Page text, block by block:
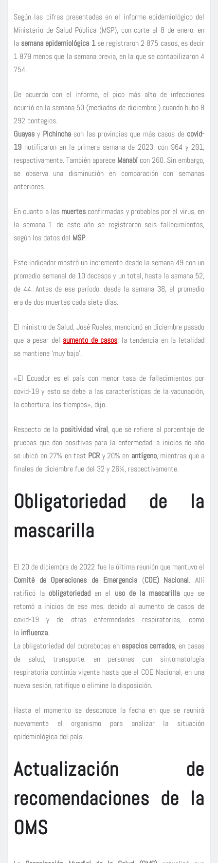
Según las cifras presentadas en el informe epidemiológico del
Ministerio de Salud Pública (MSP), con corte al 8 de enero, en
la semana epidemiológica 1se registraron 2 875 casos, es decir
1 879 menos que la semana previa, en la que se contabilizaron 4
754.
De acuerdo con el informe, el pico más alto de infecciones
ocurrió en la semana 50 (mediados de diciembre ) cuando hubo 8
292 contagios.
Guayasy Pichincha son las provincias que más casos decovid-
19 notificaron en la primera semana de 2023, con 964 y 291,
respectivamente. También aparece Manabícon 260. Sin embargo,
se observa una disminución en comparación con semanas
anteriores.
En cuanto a las muertes confirmadas y probables por el virus, en
la semana 1 de este año se registraron seis fallecimientos,
según los datos del MSP.
Este indicador mostró un incremento desde la semana 49 con un
promedio semanal de 10 decesos y un total, hasta la semana 52,
de 44. Antes de ese período, desde la semana 38, el promedio
era de dos muertes cada siete días.
El ministro de Salud, José Ruales, mencionó en diciembre pasado
que a pesar del aumento de casos, la tendencia en la letalidad
se mantiene ‘muy baja’.
«El Ecuador es el país con menor tasa de fallecimientos por
covid-19 y esto se debe a las características de la vacunación,
la cobertura, los tiempos», dijo.
Respecto de la positividad viral, que se refiere al porcentaje de
pruebas que dan positivas para la enfermedad, a inicios de año
se ubicó en 27% en test PCRy 20% en antígeno, mientras que a
finales de diciembre fue del 32 y 26%, respectivamente.
Obligatoriedad de la
mascarilla
El 20 de diciembre de 2022 fue la última reunión que mantuvo el
Comité de Operaciones de Emergencia(COE) Nacional. Allí
ratificó la obligatoriedad en el uso de la mascarilla que se
retomó a inicios de ese mes, debido al aumento de casos de
covid-19 y de otras enfermedades respiratorias, como
la influenza.
La obligatoriedad del cubrebocas en espacios cerrados, en casas
de salud, transporte, en personas con sintomatología
respiratoria continúa vigente hasta que el COE Nacional, en una
nueva sesión, ratifique o elimine la disposición.
Hasta el momento se desconoce la fecha en que se reunirá
nuevamente el organismo para analizar la situación
epidemiológica del país.
Actualización de
recomendaciones de la
OMS